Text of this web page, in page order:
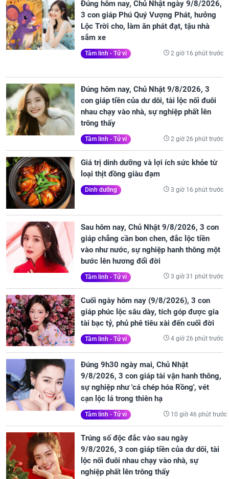
Đúng hôm nay, Chủ Nhật ngày 9/8/2026,
3 con giáp Phú Quý Vượng Phát, hưởng
Lộc Trời cho, làm ăn phát đạt, tậu nhà
sắm xe
Tâm linh - Tử vi 2 giờ 16 phút trước
Đúng hôm nay, Chủ Nhật 9/8/2026, 3
con giáp tiền của dư dôi, tài lộc nối đuôi
nhau chạy vào nhà, sự nghiệp phất lên
trông thấy
Tâm linh - Tử vi 2 giờ 26 phút trước
Giá trị dinh dưỡng và lợi ích sức khỏe từ
loại thịt đồng giàu đạm
Dinh dưỡng 3 giờ 16 phút trước
Sau hôm nay, Chủ Nhật 9/8/2026, 3 con
giáp chẳng cần bon chen, đắc lộc tiền
vào như nước, sự nghiệp hanh thông một
bước lên hương đổi đời
Tâm linh - Tử vi 3 giờ 31 phút trước
Cuối ngày hôm nay (9/8/2026), 3 con
giáp phúc lộc sâu dày, tích góp được gia
tài bạc tỷ, phủ phê tiêu xài đến cuối đời
Tâm linh - Tử vi 4 giờ 26 phút trước
Đúng 9h30 ngày mai, Chủ Nhật
9/8/2026, 3 con giáp tài vận hanh thông,
sự nghiệp như 'cá chép hóa Rồng', vét
cạn lộc lá trong thiên hạ
Tâm linh - Tử vi 10 giờ 46 phút trước
Trúng số độc đắc vào sau ngày
9/8/2026, 3 con giáp tiền của dư dôi, tài
lộc nối đuôi nhau chạy vào nhà, sự
nghiệp phất lên trông thấy